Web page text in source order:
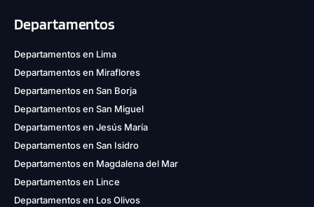
Departamentos
Departamentos en Lima
Departamentos en Miraflores
Departamentos en San Borja
Departamentos en San Miguel
Departamentos en Jesús María
Departamentos en San Isidro
Departamentos en Magdalena del Mar
Departamentos en Lince
Departamentos en Los Olivos